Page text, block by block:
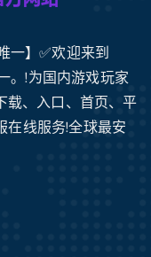
一】✅欢迎来到
。!为国内游戏玩家
载、入口、首页、平
在线服务!全球最安